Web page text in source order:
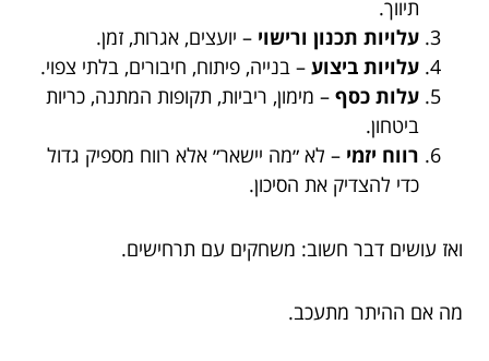
תיווך.
עלויות תכנון ורישוי – יועצים, אגרות, זמן.
עלויות ביצוע – בנייה, פיתוח, חיבורים, בלתי צפוי.
עלות כסף – מימון, ריביות, תקופות המתנה, כריות
ביטחון.
רווח יזמי – לא ״מה יישאר״ אלא רווח מספיק גדול
כדי להצדיק את הסיכון.
ואז עושים דבר חשוב: משחקים עם תרחישים.
מה אם ההיתר מתעכב.